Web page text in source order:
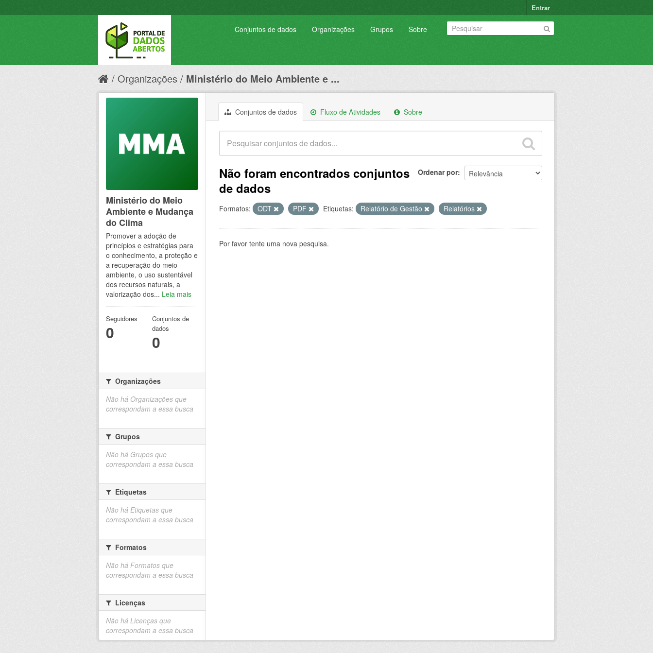
Entrar
Conjuntos de dados Organizações Grupos Sobre
Organizações Ministério do Meio Ambiente e ...
Conjuntos de dados Fluxo de Atividades Sobre
Ordenar por
Não foram encontrados conjuntos
de dados
Formatos: ODT PDF Etiquetas: Relatório de Gestão Relatórios
Por favor tente uma nova pesquisa.
Ministério do Meio
Ambiente e Mudança
do Clima
Promover a adoção de
princípios e estratégias para
o conhecimento, a proteção e
a recuperação do meio
ambiente, o uso sustentável
dos recursos naturais, a
valorização dos... Leia mais
Seguidores
0
Conjuntos de
dados
0
Organizações
Não há Organizações que
correspondam a essa busca
Grupos
Não há Grupos que
correspondam a essa busca
Etiquetas
Não há Etiquetas que
correspondam a essa busca
Formatos
Não há Formatos que
correspondam a essa busca
Licenças
Não há Licenças que
correspondam a essa busca